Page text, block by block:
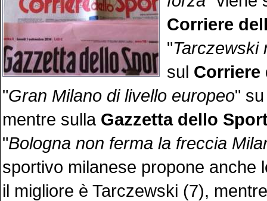
Corriere
"Tarczewski
sul Corriere
"Gran Milano di livello europeo"
mentre sulla Gazzetta dello
"Bologna non ferma la freccia
sportivo milanese propone anche
il migliore è Tarczewski (7),